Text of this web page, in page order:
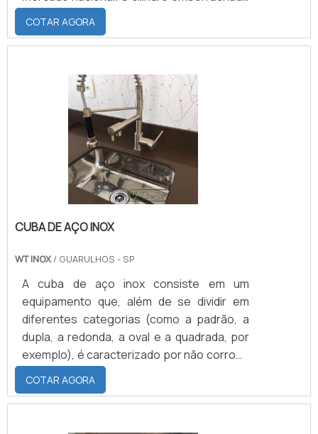
cotação pelo portal Soluções Industriais.
é um produto com resistência e com
qualidade, com todos os cuidados
possíveis para manter o bom estado do
MELHOR ATENDÊ-LOSA empresa busca
incessantemente o aprimoramento das
suas atividades e qualificação de seus
colaboradores, para proporcionar um
atendimento d.
COTAR AGORA
CUBA DE AÇO INOX
WT INOX / GUARULHOS - SP
A cuba de aço inox consiste em um
equipamento que, além de se dividir em
diferentes categorias (como a padrão, a
dupla, a redonda, a oval e a quadrada, por
exemplo), é caracterizado por não corroer,
oxidar ou enferrujar ao longo do tempo. No
campo prático, são três as principais
funções que precisam, por obrigação, ser
COTAR AGORA